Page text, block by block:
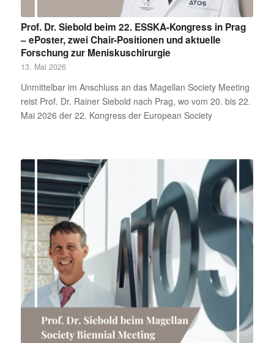
Prof. Dr. Siebold beim 22. ESSKA-Kongress in Prag
– ePoster, zwei Chair-Positionen und aktuelle
Forschung zur Meniskuschirurgie
13. Mai 2026
Unmittelbar im Anschluss an das Magellan Society Meeting
reist Prof. Dr. Rainer Siebold nach Prag, wo vom 20. bis 22.
Mai 2026 der 22. Kongress der European Society